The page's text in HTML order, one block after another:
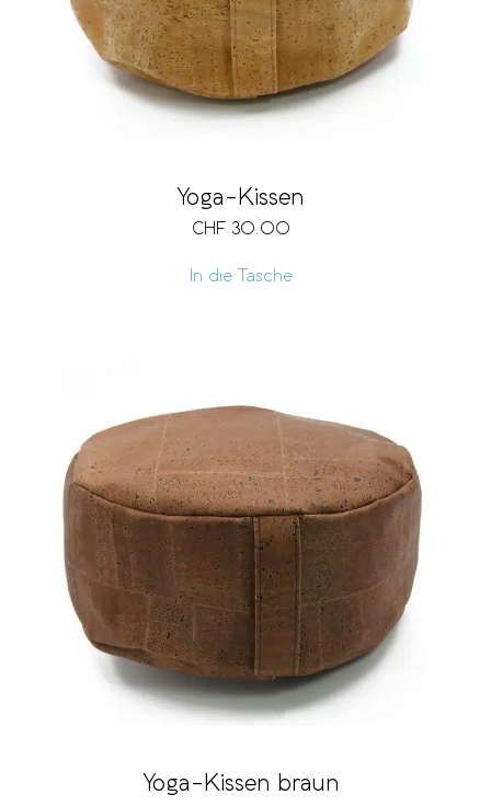
Grösse
Yoga-Kissen
CHF 30.00
In die Tasche
Yoga-Kissen braun